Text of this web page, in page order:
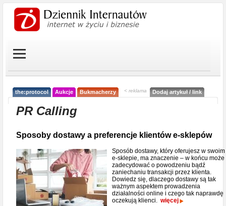
the:protocol Aukcje Bukmacherzy < reklama Dodaj artykuł / link
PR Calling
Sposoby dostawy a preferencje klientów e-sklepów
Sposób dostawy, który oferujesz w swoim
e-sklepie, ma znaczenie – w końcu może
zadecydować o powodzeniu bądź
zaniechaniu transakcji przez klienta.
Dowiedz się, dlaczego dostawy są tak
ważnym aspektem prowadzenia
działalności online i czego tak naprawdę
oczekują klienci. więcej